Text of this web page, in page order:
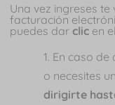
Una vez ingreses
facturación
puedes dar clic en el
En caso de
o necesites
dirigirte